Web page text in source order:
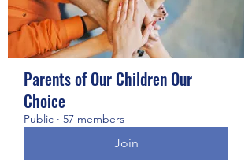
Parents of Our Children Our
Choice
Public · 57 members
Join